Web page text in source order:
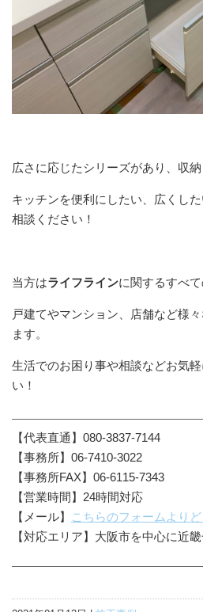
広さに応じたシリーズがあり、収納
キッチンを便利にしたい、広くし
相談ください！
当方はライフラインに関するすべ
戸建てやマンション、店舗など様
ます。
生活でのお困り事や相談などお気軽
い！
【代表直通】080-3837-7144
【事務所】06-7410-3022
【事務所FAX】06-6115-7343
【営業時間】24時間対応
【メール】
こちらのフォームより
【対応エリア】大阪市を中心に近